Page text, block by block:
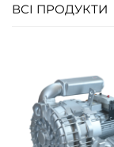
ВСІ ПРОДУКТИ